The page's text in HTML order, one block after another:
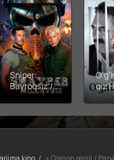
Sniper:
Bayroqsiz /
Snayper:
Bayroqsiz
snayper
Uzbek tilida
qiz
kino » Osmon qiroli /